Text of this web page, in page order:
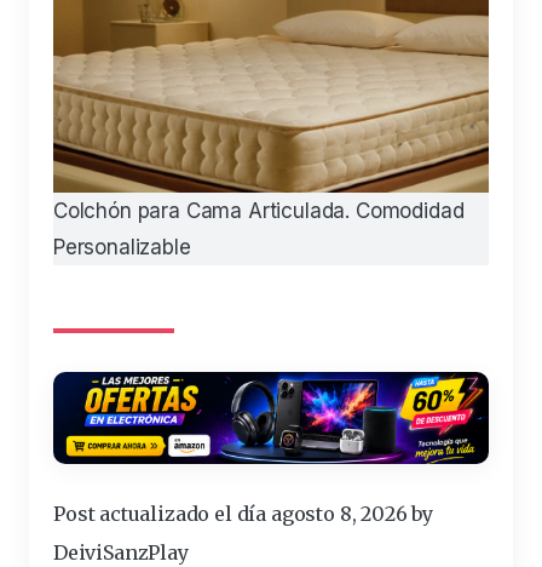
Colchón para Cama Articulada. Comodidad
Personalizable
Post actualizado el día agosto 8, 2026 by
DeiviSanzPlay